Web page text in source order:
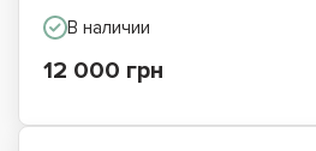
В наличии
12 000 грн